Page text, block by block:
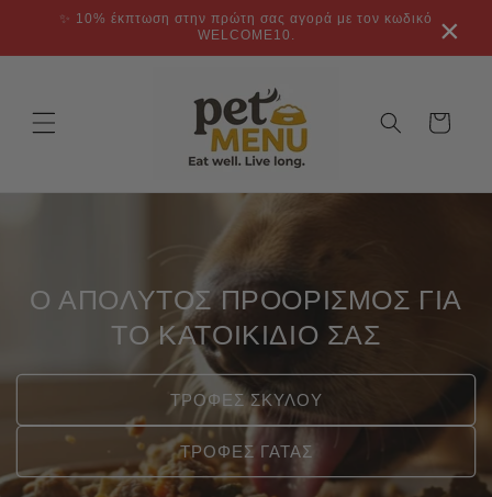
μετάβαση
περιεχόμενο
✨ 10% έκπτωση στην πρώτη σας αγορά με τον κωδικό
WELCOME10.
Καλάθι
Ο ΑΠΟΛΥΤΟΣ ΠΡΟΟΡΙΣΜΟΣ ΓΙΑ
ΤΟ ΚΑΤΟΙΚΙΔΙΟ ΣΑΣ
ΤΡΟΦΕΣ ΣΚΥΛΟΥ
ΤΡΟΦΕΣ ΓΑΤΑΣ
×